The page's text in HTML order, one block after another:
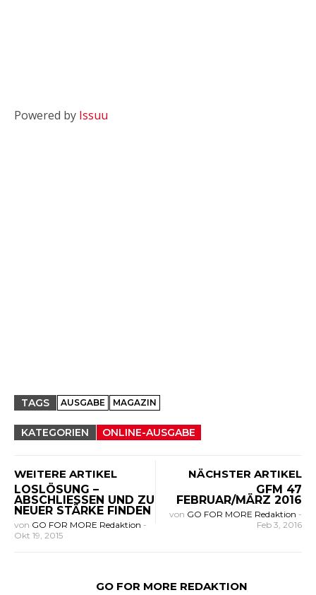
Powered by Issuu
TAGS AUSGABE MAGAZIN
KATEGORIEN ONLINE-AUSGABE
WEITERE ARTIKEL
LOSLÖSUNG –
ABSCHLIESSEN UND ZU
NEUER STÄRKE FINDEN
von GO FOR MORE Redaktion -
Okt 19, 2015
NÄCHSTER ARTIKEL
GFM 47
FEBRUAR/MÄRZ 2016
von GO FOR MORE Redaktion -
Feb 3, 2016
GO FOR MORE REDAKTION